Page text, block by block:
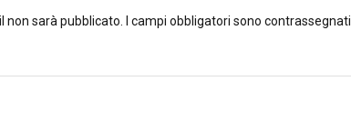
non sarà pubblicato. I campi obbligatori sono contrassegnati